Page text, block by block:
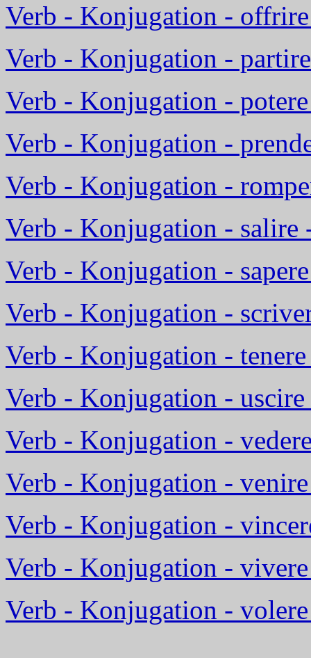
Verb - Konjugation -
Verb - Konjugation -
Verb - Konjugation -
Verb - Konjugation -
Verb - Konjugation -
Verb - Konjugation - salire
Verb - Konjugation -
Verb - Konjugation -
Verb - Konjugation -
Verb - Konjugation - uscire
Verb - Konjugation -
Verb - Konjugation -
Verb - Konjugation -
Verb - Konjugation -
Verb - Konjugation -